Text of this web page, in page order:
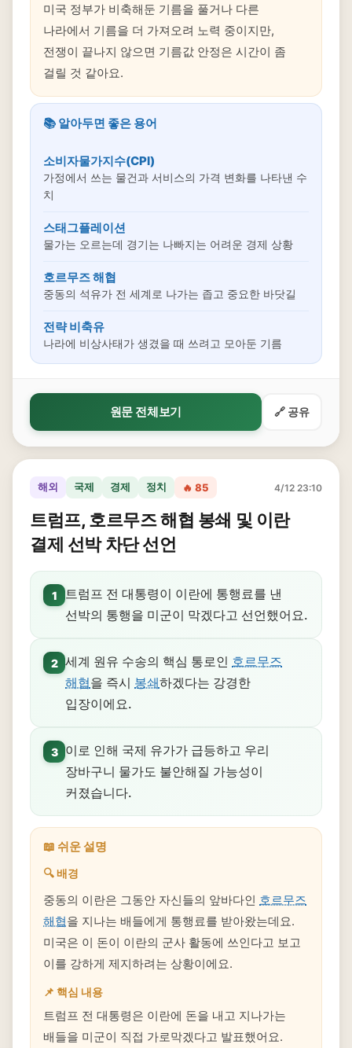
미국 정부가 비축해둔 기름을 풀거나 다른
나라에서 기름을 더 가져오려 노력 중이지만,
전쟁이 끝나지 않으면 기름값 안정은 시간이 좀
걸릴 것 같아요.
📚 알아두면 좋은 용어
소비자물가지수(CPI)
가정에서 쓰는 물건과 서비스의 가격 변화를 나타낸 수
치
스태그플레이션
물가는 오르는데 경기는 나빠지는 어려운 경제 상황
호르무즈 해협
중동의 석유가 전 세계로 나가는 좁고 중요한 바닷길
전략 비축유
나라에 비상사태가 생겼을 때 쓰려고 모아둔 기름
원문 전체보기 🔗 공유
해외 국제 경제 정치 🔥 85 4/12 23:10
트럼프, 호르무즈 해협 봉쇄 및 이란
결제 선박 차단 선언
1
트럼프 전 대통령이 이란에 통행료를 낸
선박의 통행을 미군이 막겠다고 선언했어요.
2 세계 원유 수송의 핵심 통로인 호르무즈
해협을 즉시 봉쇄하겠다는 강경한
입장이에요.
3
이로 인해 국제 유가가 급등하고 우리
장바구니 물가도 불안해질 가능성이
커졌습니다.
📖 쉬운 설명
🔍 배경
중동의 이란은 그동안 자신들의 앞바다인 호르무즈
해협을 지나는 배들에게 통행료를 받아왔는데요.
미국은 이 돈이 이란의 군사 활동에 쓰인다고 보고
이를 강하게 제지하려는 상황이에요.
📌 핵심 내용
트럼프 전 대통령은 이란에 돈을 내고 지나가는
배들을 미군이 직접 가로막겠다고 발표했어요.